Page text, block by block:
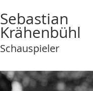
Sebastian
Krähenbühl
Schauspieler